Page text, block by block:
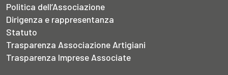
Politica dell’Associazione
Dirigenza e rappresentanza
Statuto
Trasparenza Associazione Artigiani
Trasparenza Imprese Associate